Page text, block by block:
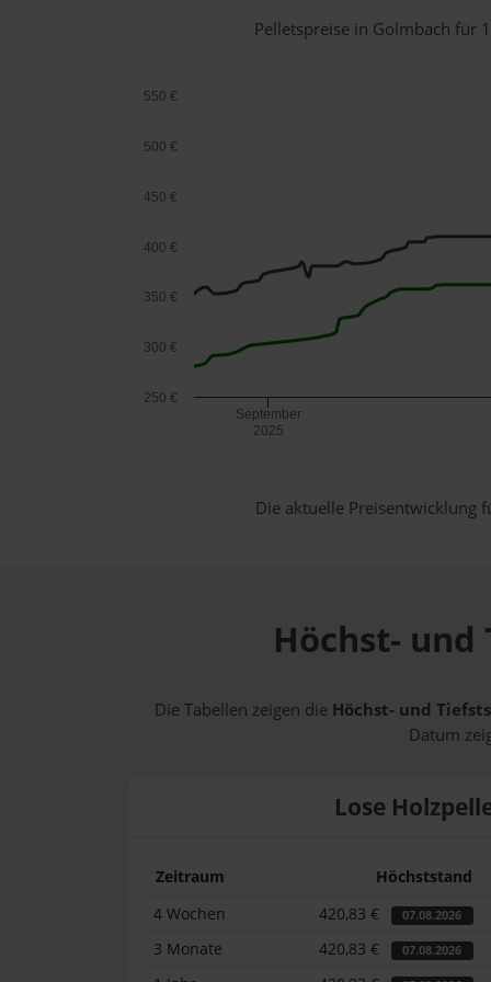
Pelletspreise in Golmbach für
September
2025
250 €
300 €
350 €
400 €
450 €
500 €
550 €
Die aktuelle Preisentwicklung
Höchst- und
Die Tabellen zeigen die Höchst- und
Datum
Lose
Zeitraum Höchststand
4 Wochen
420,83 € 07.08.2026
3 Monate 420,83 € 07.08.2026